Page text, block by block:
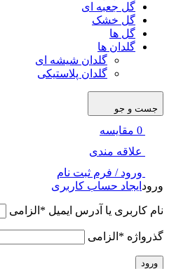
گل جعبه ای
گل خشک
گل ها
گلدان ها
گلدان شیشه ای
گلدان پلاستیکی
جست و جو
0 مقایسه
علاقه مندی
ورود / فرم ثبت نام
ورود ایجاد حساب کاربری
نام کاربری یا آدرس ایمیل * الزامی
گذرواژه * الزامی
ورود